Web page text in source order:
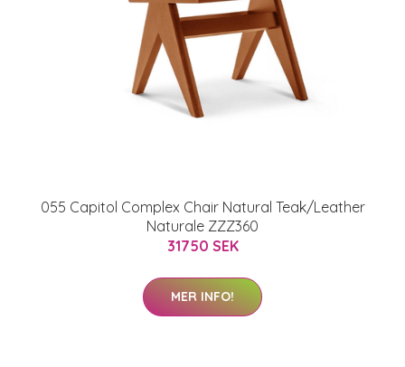
055 Capitol Complex Chair Natural Teak/Leather
Naturale ZZZ360
31750 SEK
MER INFO!